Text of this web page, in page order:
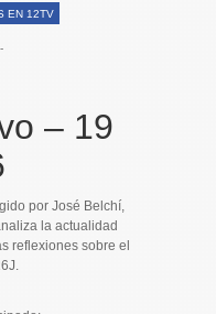
EN 12TV
-
– 19
por José Belchí,
la actualidad
reflexiones sobre el